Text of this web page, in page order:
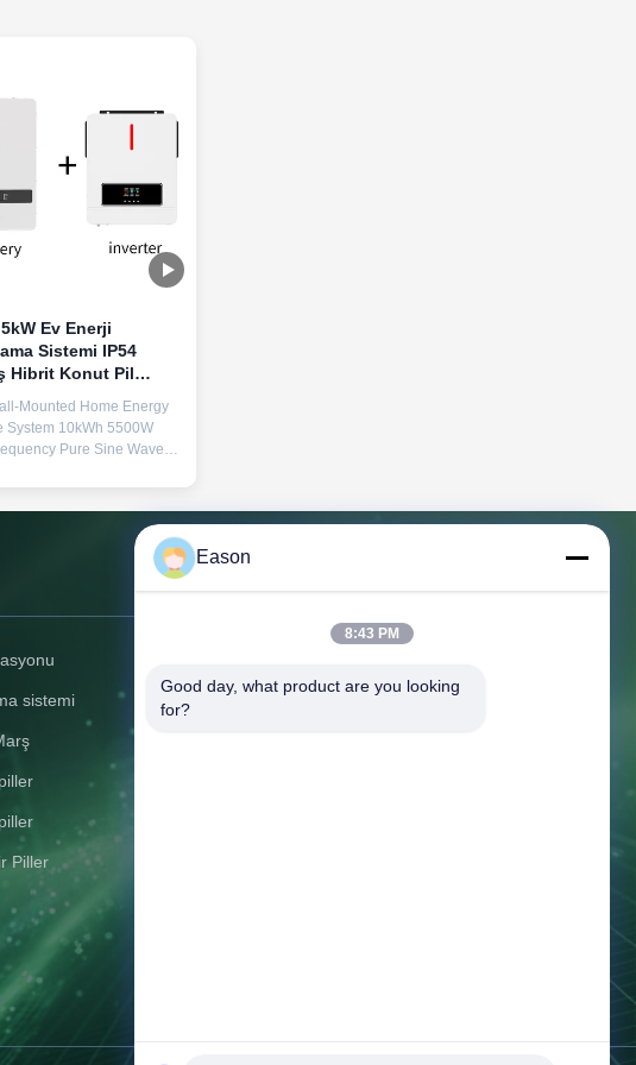
Ev Enerji
Sistemi IP54
Hibrit Konut Pil
Mounted Home Energy
System 10kWh 5500W
Pure Sine Wave
10kWh High Density
- Compact LiFePO4
(51.2V 200Ah) delivers
power for 24/7 home use
leading 6500-cycle
at 80% DoD Space-
Design - Ultra-slim
space with UN-certified
free shipping (Net 85kg)
sistemi
Piller
Bizimle İletişim
Shayuan 1. Yol, Keyuan Şehri, Tangxia
Eason
8:43 PM
Good day, what product are you looking
for?